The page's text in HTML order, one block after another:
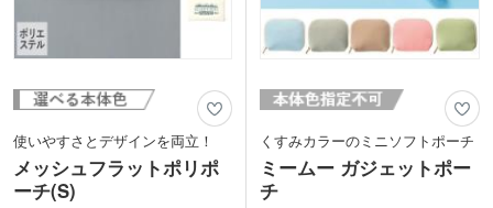
使いやすさとデザインを両立！
メッシュフラットポリポ
ーチ(S)
くすみカラーのミニソフトポーチ
ミームー ガジェットポー
チ